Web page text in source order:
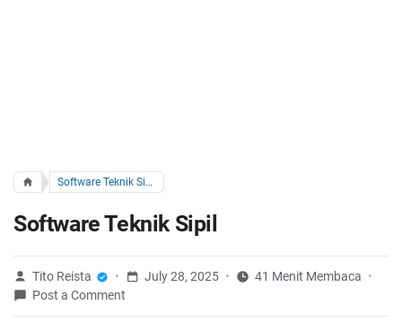
Software Teknik Sipil
Software Teknik Sipil
Tito Reista July 28, 2025
41 Menit Membaca
Post a Comment